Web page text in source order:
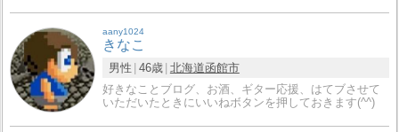
aany1024
きなこ
男性 46歳 北海道函館市
好きなことブログ、お酒、ギター応援、はてブさせて
いただいたときにいいねボタンを押しておきます(^^)